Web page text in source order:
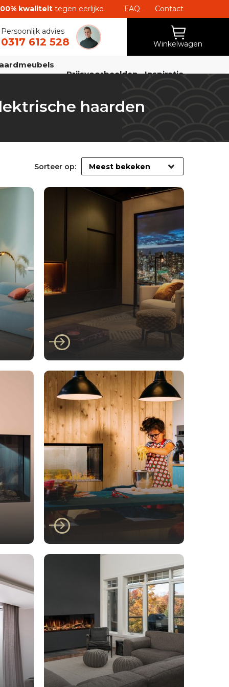
kwaliteit tegen eerlijke
FAQ Contact
Persoonlijk advies
0317 612 528 Winkelwagen
Prijsvoorbeelden
Inspiratie
haarden
Sorteer op:
400
Faber E-matrix 800/650
I
Faber
Faber E-Box 1000/450
ST Doorkijkhaard